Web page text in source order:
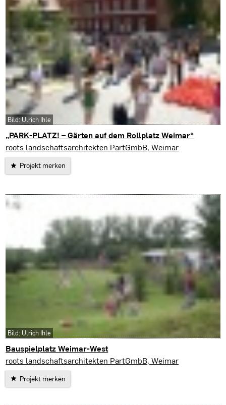
„PARK-PLATZ! – Gärten auf dem Rollplatz Weimar“
Weimar
roots landschaftsarchitekten PartGmbB, Weimar
Projekt merken
Bild: Ulrich Ihle
Bauspielplatz Weimar-West
roots landschaftsarchitekten PartGmbB, Weimar
Projekt merken
Bild: Ulrich Ihle